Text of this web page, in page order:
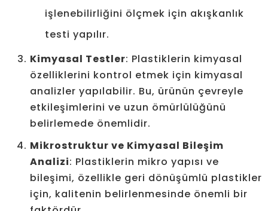
işlenebilirliğini ölçmek için akışkanlık
testi yapılır.
Kimyasal Testler: Plastiklerin kimyasal
özelliklerini kontrol etmek için kimyasal
analizler yapılabilir. Bu, ürünün çevreyle
etkileşimlerini ve uzun ömürlülüğünü
belirlemede önemlidir.
Mikrostruktur ve Kimyasal Bileşim
Analizi: Plastiklerin mikro yapısı ve
bileşimi, özellikle geri dönüşümlü plastikler
için, kalitenin belirlenmesinde önemli bir